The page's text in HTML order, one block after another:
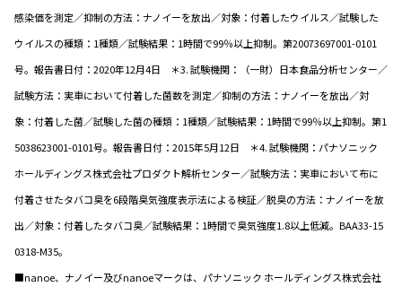
感染価を測定／抑制の方法：ナノイーを放出／対象：付着したウイルス／試験した
ウイルスの種類：1種類／試験結果：1時間で99％以上抑制。第20073697001-0101
号。報告書日付：2020年12月4日 ＊3. 試験機関：（一財）日本食品分析センター／
試験方法：実車において付着した菌数を測定／抑制の方法：ナノイーを放出／対
象：付着した菌／試験した菌の種類：1種類／試験結果：1時間で99％以上抑制。第1
5038623001-0101号。報告書日付：2015年5月12日 ＊4. 試験機関：パナソニック
ホールディングス株式会社プロダクト解析センター／試験方法：実車において布に
付着させたタバコ臭を6段階臭気強度表示法による検証／脱臭の方法：ナノイーを放
出／対象：付着したタバコ臭／試験結果：1時間で臭気強度1.8以上低減。BAA33-15
0318-M35。
■nanoe、ナノイー及びnanoeマークは、パナソニック ホールディングス株式会社